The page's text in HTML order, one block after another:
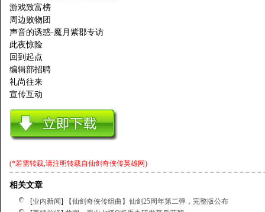
游戏致富榜
周边败物团
声音的诱惑-魔月紫郡专访
此夜惊险
回到起点
编辑部招聘
礼尚往来
宣传互动
(*若需转载,请注明转载自仙剑奇侠传英雄网)
相关文章
[业内新闻]
【仙剑奇侠传组曲】仙剑25周年第二弹，完整版公布